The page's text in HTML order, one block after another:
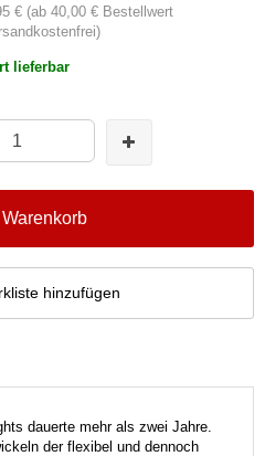
€ (ab 40,00 € Bestellwert
lieferbar
Warenkorb
hinzufügen
dauerte mehr als zwei Jahre.
der flexibel und dennoch